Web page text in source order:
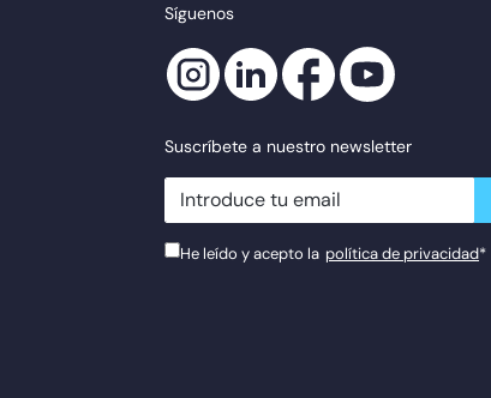
Síguenos
Suscríbete a nuestro newsletter
newsletter.suscribe
He leído y acepto la política de privacidad*